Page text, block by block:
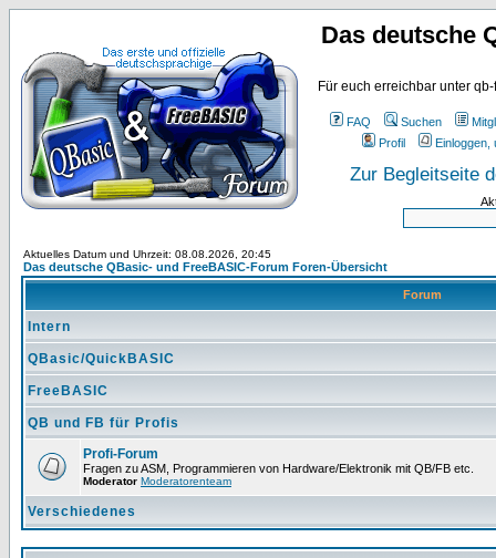
Das deutsche
Für euch erreichbar unter
FAQ Suchen
Profil
Einloggen,
Zur Begleitseite
Aktuelles Datum und Uhrzeit: 08.08.2026, 20:45
Das deutsche QBasic- und FreeBASIC-Forum Foren-Übersicht
Forum
Intern
QBasic/QuickBASIC
FreeBASIC
QB und FB für Profis
Profi-Forum
Fragen zu ASM, Programmieren von Hardware/Elektronik mit QB/FB etc.
Moderator Moderatorenteam
Verschiedenes